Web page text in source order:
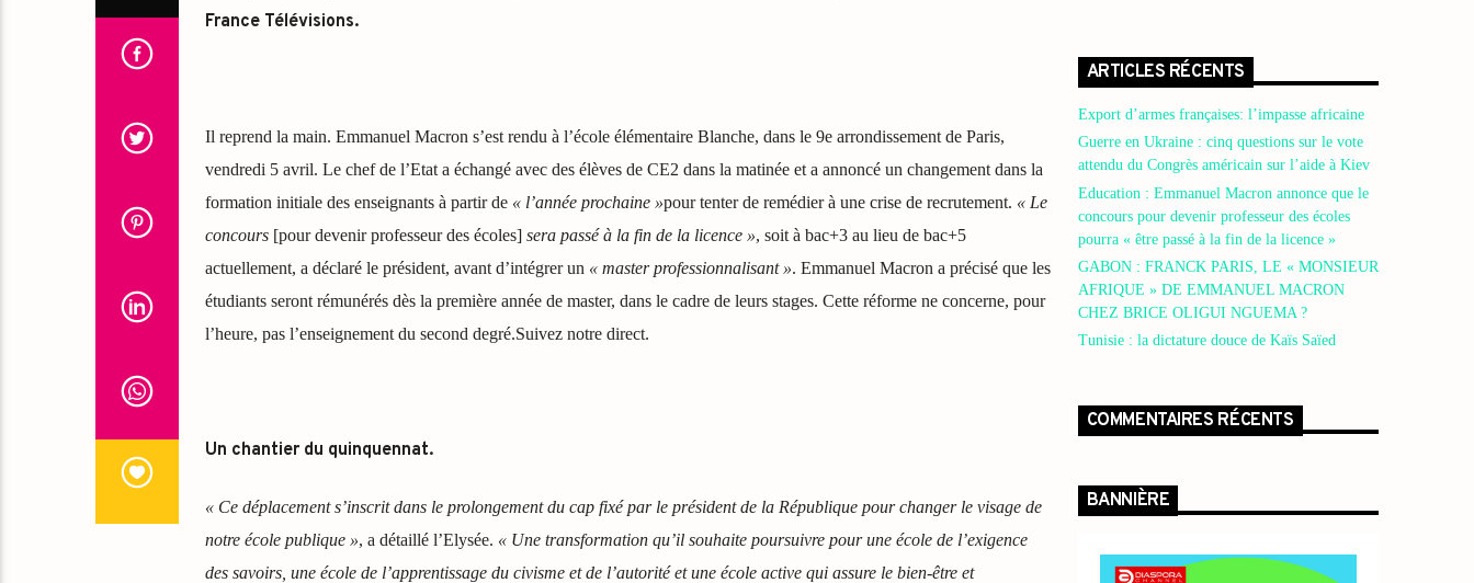
France Télévisions.
Il reprend la main. Emmanuel Macron s’est rendu à l’école élémentaire Blanche, dans le 9e arrondissement de Paris,
vendredi 5 avril. Le chef de l’Etat a échangé avec des élèves de CE2 dans la matinée et a annoncé un changement dans la
formation initiale des enseignants à partir de « l’année prochaine »pour tenter de remédier à une crise de recrutement. « Le
concours [pour devenir professeur des écoles] sera passé à la fin de la licence », soit à bac+3 au lieu de bac+5
actuellement, a déclaré le président, avant d’intégrer un « master professionnalisant ». Emmanuel Macron a précisé que les
étudiants seront rémunérés dès la première année de master, dans le cadre de leurs stages. Cette réforme ne concerne, pour
l’heure, pas l’enseignement du second degré.Suivez notre direct.
Un chantier du quinquennat.
« Ce déplacement s’inscrit dans le prolongement du cap fixé par le président de la République pour changer le visage de
notre école publique », a détaillé l’Elysée. « Une transformation qu’il souhaite poursuivre pour une école de l’exigence
des savoirs, une école de l’apprentissage du civisme et de l’autorité et une école active qui assure le bien-être et
ARTICLES RÉCENTS
Export d’armes françaises: l’impasse africaine
Guerre en Ukraine : cinq questions sur le vote
attendu du Congrès américain sur l’aide à Kiev
Education : Emmanuel Macron annonce que le
concours pour devenir professeur des écoles
pourra « être passé à la fin de la licence »
GABON : FRANCK PARIS, LE « MONSIEUR
AFRIQUE » DE EMMANUEL MACRON
CHEZ BRICE OLIGUI NGUEMA ?
Tunisie : la dictature douce de Kaïs Saïed
COMMENTAIRES RÉCENTS
BANNIÈRE